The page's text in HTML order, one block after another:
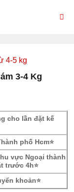
3-4 Kg
cho lần đặt kế
phố Hcm⭐
vực Ngoại thành
trước 4h⭐
khoản⭐